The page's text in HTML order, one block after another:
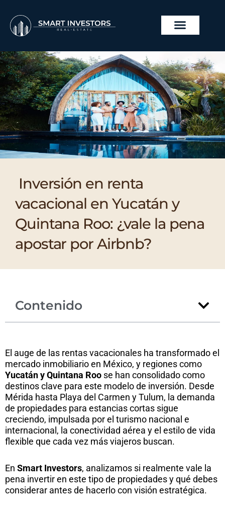
contenido
Inversión en renta
vacacional en Yucatán y
Quintana Roo: ¿vale la pena
apostar por Airbnb?
Contenido
El auge de las rentas vacacionales ha transformado el
mercado inmobiliario en México, y regiones como
Yucatán y Quintana Roo se han consolidado como
destinos clave para este modelo de inversión. Desde
Mérida hasta Playa del Carmen y Tulum, la demanda
de propiedades para estancias cortas sigue
creciendo, impulsada por el turismo nacional e
internacional, la conectividad aérea y el estilo de vida
flexible que cada vez más viajeros buscan.
En Smart Investors, analizamos si realmente vale la
pena invertir en este tipo de propiedades y qué debes
considerar antes de hacerlo con visión estratégica.